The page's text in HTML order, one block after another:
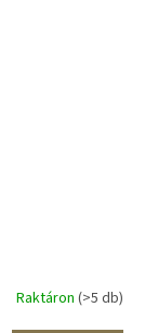
Raktáron (>5 db)